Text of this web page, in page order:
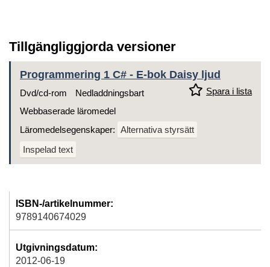
Tillgängliggjorda versioner
Programmering 1 C# - E-bok Daisy ljud
Spara i lista
Dvd/cd-rom
Nedladdningsbart
Webbaserade läromedel
Läromedelsegenskaper: Alternativa styrsätt
Inspelad text
ISBN-/artikelnummer:
9789140674029
Utgivningsdatum:
2012-06-19